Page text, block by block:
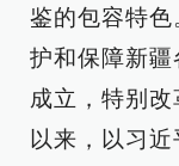
鉴的包容特
护和保障新疆
成立，特别
以来，以习